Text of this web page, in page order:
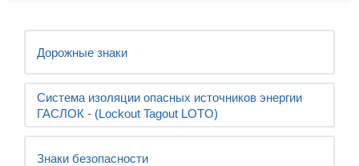
Дорожные знаки
Система изоляции опасных источников энергии
ГАСЛОК - (Lockout Tagout LOTO)
Знаки безопасности